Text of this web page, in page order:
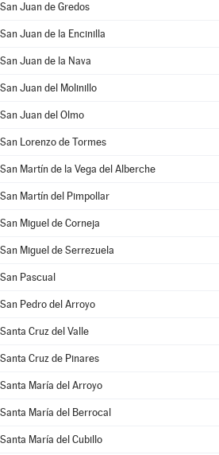
San Juan de Gredos
San Juan de la Encinilla
San Juan de la Nava
San Juan del Molinillo
San Juan del Olmo
San Lorenzo de Tormes
San Martín de la Vega del Alberche
San Martín del Pimpollar
San Miguel de Corneja
San Miguel de Serrezuela
San Pascual
San Pedro del Arroyo
Santa Cruz del Valle
Santa Cruz de Pinares
Santa María del Arroyo
Santa María del Berrocal
Santa María del Cubillo